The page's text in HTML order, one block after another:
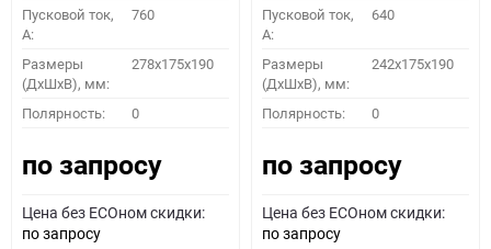
ПОДОБРАТЬ
Как определить полярность?
0 - обратная 1 - прямая 3 - обратная 4 - прямая
Пусковой ток,
A:
760
Размеры
(ДхШхВ), мм:
278x175x190
Полярность: 0
по запросу
Цена без ECOном скидки:
по запросу
Пусковой ток,
A:
640
Размеры
(ДхШхВ), мм:
242x175x190
Полярность: 0
по запросу
Цена без ECOном скидки:
по запросу